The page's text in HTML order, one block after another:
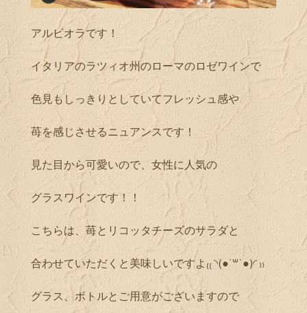
アルビオラです！
イタリアのラツィオ州のローマのロゼワインで
色見もしっきりとしていてフレッシュ感や
苺を感じさせるニュアンスです！
見た目から可愛いので、女性に人気の
グラスワインです！！
こちらは、苺とリコッタチーズのサラダと
合わせていただくと美味しいですよ₍₍ ◝(●˙꒳˙●)◜ ₎₎
グラス、ボトルとご用意がございますので